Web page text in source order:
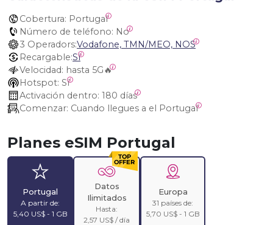
Cobertura: Portugal
Número de teléfono: No
3 Operadors:Vodafone, TMN/MEO, NOS
Recargable:Sí
Velocidad: hasta 5G🔥
Hotspot: Sí
Activación dentro: 180 días
Comenzar: Cuando llegues a el Portugal
Planes eSIM Portugal
Portugal
A partir de:
5,40 US$ - 1 GB
Datos
Ilimitados
Hasta:
2,57 US$ / día
Europa
31 países de:
5,70 US$ - 1 GB